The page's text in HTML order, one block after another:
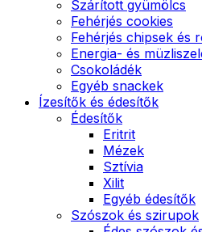
Szárított gyümölcs
Fehérjés cookies
Fehérjés chipsek és
Energia- és
Csokoládék
Egyéb snackek
Ízesítők és édesítők
Édesítők
Eritrit
Mézek
Sztívia
Xilit
Egyéb édesítők
Szószok és szirupok